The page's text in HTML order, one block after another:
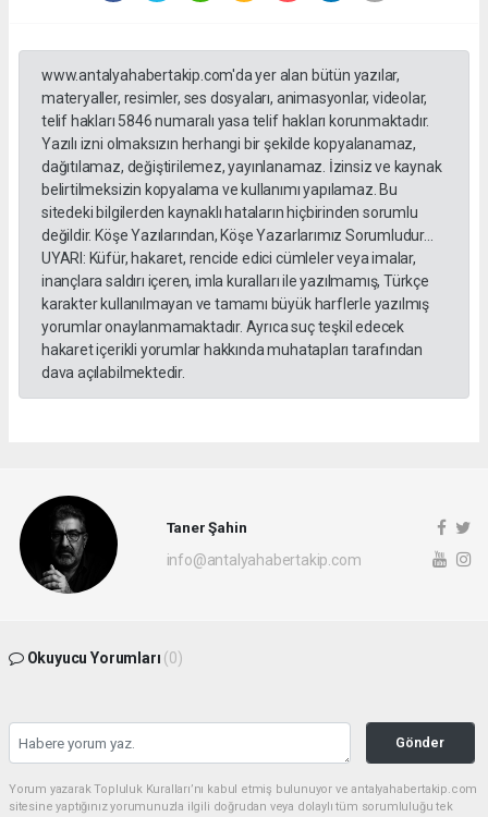
www.antalyahabertakip.com'da yer alan bütün yazılar,
materyaller, resimler, ses dosyaları, animasyonlar, videolar,
telif hakları 5846 numaralı yasa telif hakları korunmaktadır.
Yazılı izni olmaksızın herhangi bir şekilde kopyalanamaz,
dağıtılamaz, değiştirilemez, yayınlanamaz. İzinsiz ve kaynak
belirtilmeksizin kopyalama ve kullanımı yapılamaz. Bu
sitedeki bilgilerden kaynaklı hataların hiçbirinden sorumlu
değildir. Köşe Yazılarından, Köşe Yazarlarımız Sorumludur...
UYARI: Küfür, hakaret, rencide edici cümleler veya imalar,
inançlara saldırı içeren, imla kuralları ile yazılmamış, Türkçe
karakter kullanılmayan ve tamamı büyük harflerle yazılmış
yorumlar onaylanmamaktadır. Ayrıca suç teşkil edecek
hakaret içerikli yorumlar hakkında muhatapları tarafından
dava açılabilmektedir.
Taner Şahin
info@antalyahabertakip.com
Okuyucu Yorumları (0)
Gönder
Yorum yazarak Topluluk Kuralları’nı kabul etmiş bulunuyor ve antalyahabertakip.com
sitesine yaptığınız yorumunuzla ilgili doğrudan veya dolaylı tüm sorumluluğu tek